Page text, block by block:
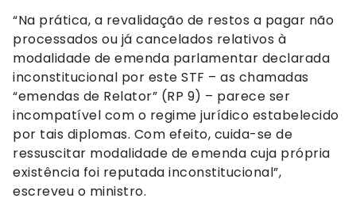
“Na prática, a revalidação de restos a pagar não
processados ou já cancelados relativos à
modalidade de emenda parlamentar declarada
inconstitucional por este STF – as chamadas
“emendas de Relator” (RP 9) – parece ser
incompatível com o regime jurídico estabelecido
por tais diplomas. Com efeito, cuida-se de
ressuscitar modalidade de emenda cuja própria
existência foi reputada inconstitucional”,
escreveu o ministro.